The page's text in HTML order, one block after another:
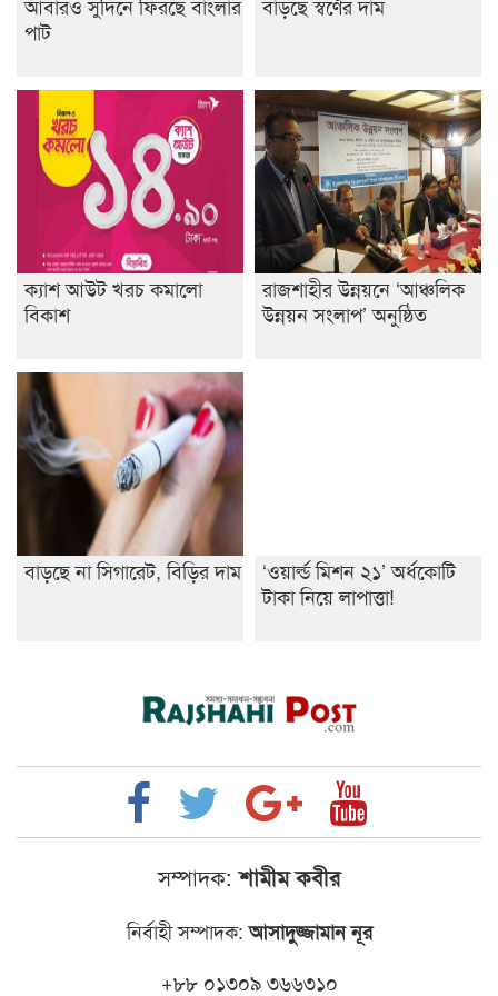
পাট
ক্যাশ আউট খরচ কমালো
বিকাশ
রাজশাহীর উন্নয়নে ‘আঞ্চলিক
উন্নয়ন সংলাপ’ অনুষ্ঠিত
বাড়ছে না সিগারেট, বিড়ির দাম
‘ওয়ার্ল্ড মিশন ২১’ অর্ধকোটি
টাকা নিয়ে লাপাত্তা!
সম্পাদক: শামীম কবীর
নির্বাহী সম্পাদক:আসাদুজ্জামান নূর
+৮৮ ০১৩০৯ ৩৬৬৩১০